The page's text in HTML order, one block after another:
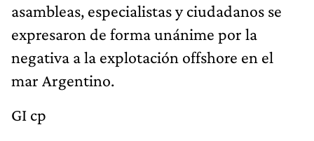
asambleas, especialistas y ciudadanos se
expresaron de forma unánime por la
negativa a la explotación offshore en el
mar Argentino.
GI cp